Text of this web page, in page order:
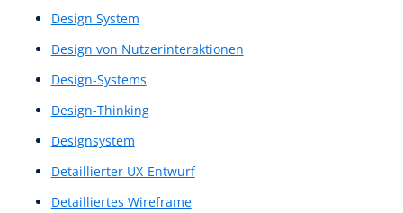
Content Architecture
Content Strukturierung
Content-Architecture
Content-Architektur